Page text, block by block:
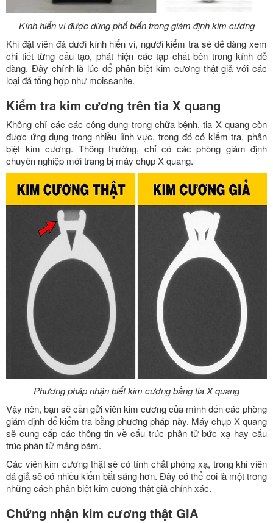
Kính hiển vi được dùng phổ biến trong giám định kim cương
Khi đặt viên đá dưới kính hiển vi, người kiểm tra sẽ dễ dàng xem
chi tiết từng cấu tạo, phát hiện các tạp chất bên trong kính dễ
dàng. Đây chính là lúc để phân biệt kim cương thật giả với các
loại đá tổng hợp như moissanite.
Kiểm tra kim cương trên tia X quang
Không chỉ các các công dụng trong chữa bệnh, tia X quang còn
được ứng dụng trong nhiều lĩnh vực, trong đó có kiểm tra, phân
biệt kim cương. Thông thường, chỉ có các phòng giám định
chuyên nghiệp mới trang bị máy chụp X quang.
Phương pháp nhận biết kim cương bằng tia X quang
Vậy nên, bạn sẽ cần gửi viên kim cương của mình đến các phòng
giám định để kiểm tra bằng phương pháp này. Máy chụp X quang
sẽ cung cấp các thông tin về cấu trúc phân tử bức xạ hay cấu
trúc phân tử mảng bám.
Các viên kim cương thật sẽ có tính chất phóng xạ, trong khi viên
đá giả sẽ có nhiều kiểm bắt sáng hơn. Đây có thể coi là một trong
những cách phân biệt kim cương thật giả chính xác.
Chứng nhận kim cương thật GIA